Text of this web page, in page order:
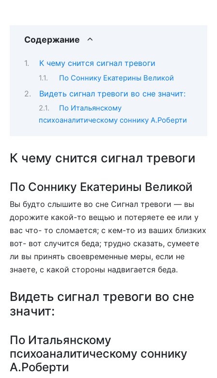
Содержание
К чему снится сигнал тревоги
По Соннику Екатерины Великой
Видеть сигнал тревоги во сне значит:
По Итальянскому
психоаналитическому соннику А.Роберти
К чему снится сигнал тревоги
По Соннику Екатерины Великой
Вы будто слышите во сне Сигнал тревоги — вы
дорожите какой-то вещью и потеряете ее или у
вас что- то сломается; с кем-то из ваших близких
вот- вот случится беда; трудно сказать, сумеете
ли вы принять своевременные меры, если не
знаете, с какой стороны надвигается беда.
Видеть сигнал тревоги во сне
значит:
По Итальянскому
психоаналитическому соннику
А.Роберти